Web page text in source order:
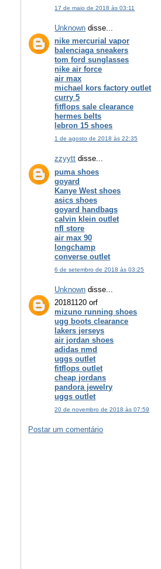
17 de maio de 2018 às 03:11
Unknown disse...
nike mercurial vapor
balenciaga sneakers
tom ford sunglasses
nike air force
air max
michael kors factory outlet
curry 5
fitflops sale clearance
hermes belts
lebron 15 shoes
1 de agosto de 2018 às 22:35
zzyytt disse...
puma shoes
goyard
Kanye West shoes
asics shoes
goyard handbags
calvin klein outlet
nfl store
air max 90
longchamp
converse outlet
6 de setembro de 2018 às 03:25
Unknown disse...
20181120 orf
mizuno running shoes
ugg boots clearance
lakers jerseys
air jordan shoes
adidas nmd
uggs outlet
fitflops outlet
cheap jordans
pandora jewelry
uggs outlet
20 de novembro de 2018 às 07:59
Postar um comentário